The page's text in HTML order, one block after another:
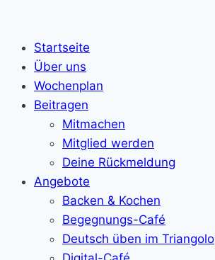
Startseite
Über uns
Wochenplan
Beitragen
Mitmachen
Mitglied werden
Deine Rückmeldung
Angebote
Backen & Kochen
Begegnungs-Café
Deutsch üben im Triangolo